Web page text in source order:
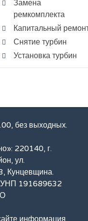
Замена
ремкомплекта
Капитальный
Снятие турбин
Установка турбин
без выходных.
220140, г.
ул.
Кунцевщина.
УНП 191689632
информация